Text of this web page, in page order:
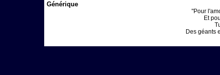
Générique
"Pour
Et
Des géants